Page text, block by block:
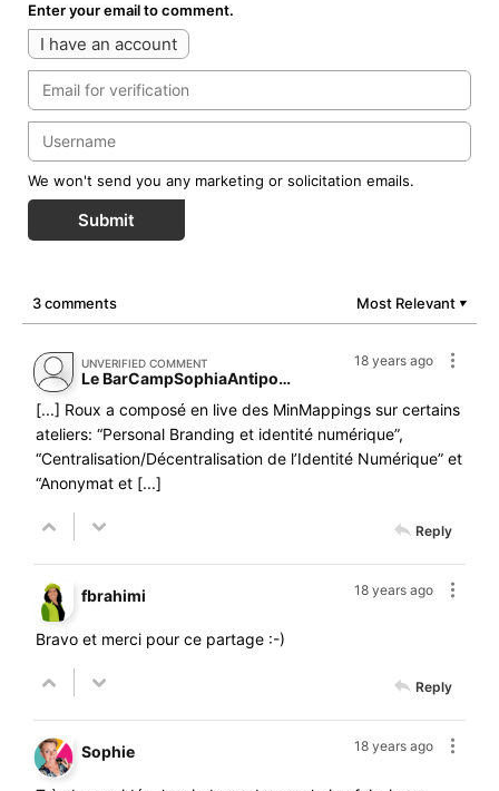
Enter your email to comment.
I have an account
We won't send you any marketing or solicitation emails.
Submit
3 comments Most Relevant ▼
18 years ago
UNVERIFIED COMMENT
Le BarCampSophiaAntipolis renoue avec le succès | Le Blog du Personal Branding
[...] Roux a composé en live des MinMappings sur certains
ateliers: “Personal Branding et identité numérique”,
“Centralisation/Décentralisation de l’Identité Numérique” et
“Anonymat et [...]
Reply
18 years ago
fbrahimi
Bravo et merci pour ce partage :-)
Reply
18 years ago
Sophie